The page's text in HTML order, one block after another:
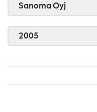
Sanoma Oyj
2005